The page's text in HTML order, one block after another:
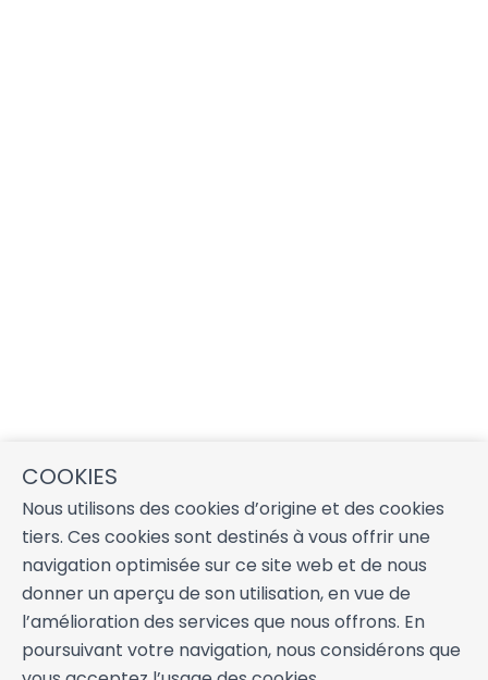
COOKIES
Nous utilisons des cookies d’origine et des cookies
tiers. Ces cookies sont destinés à vous offrir une
navigation optimisée sur ce site web et de nous
donner un aperçu de son utilisation, en vue de
l’amélioration des services que nous offrons. En
poursuivant votre navigation, nous considérons que